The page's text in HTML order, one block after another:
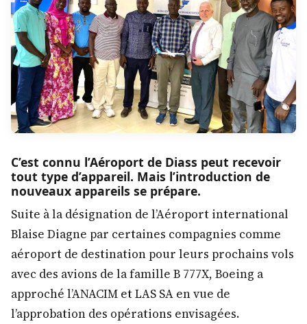
C’est connu l’Aéroport de Diass peut recevoir
tout type d’appareil. Mais l’introduction de
nouveaux appareils se prépare.
Suite à la désignation de l’Aéroport international
Blaise Diagne par certaines compagnies comme
aéroport de destination pour leurs prochains vols
avec des avions de la famille B 777X, Boeing a
approché l’ANACIM et LAS SA en vue de
l’approbation des opérations envisagées.